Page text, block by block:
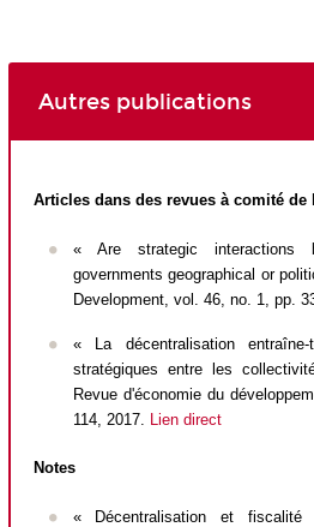
Autres publications
Articles dans des revues à comité de
« Are strategic interactions
governments geographical or
Development, vol. 46, no. 1, pp.
« La décentralisation
stratégiques entre les
Revue d'économie du
114, 2017.
Lien direct
Notes
« Décentralisation et